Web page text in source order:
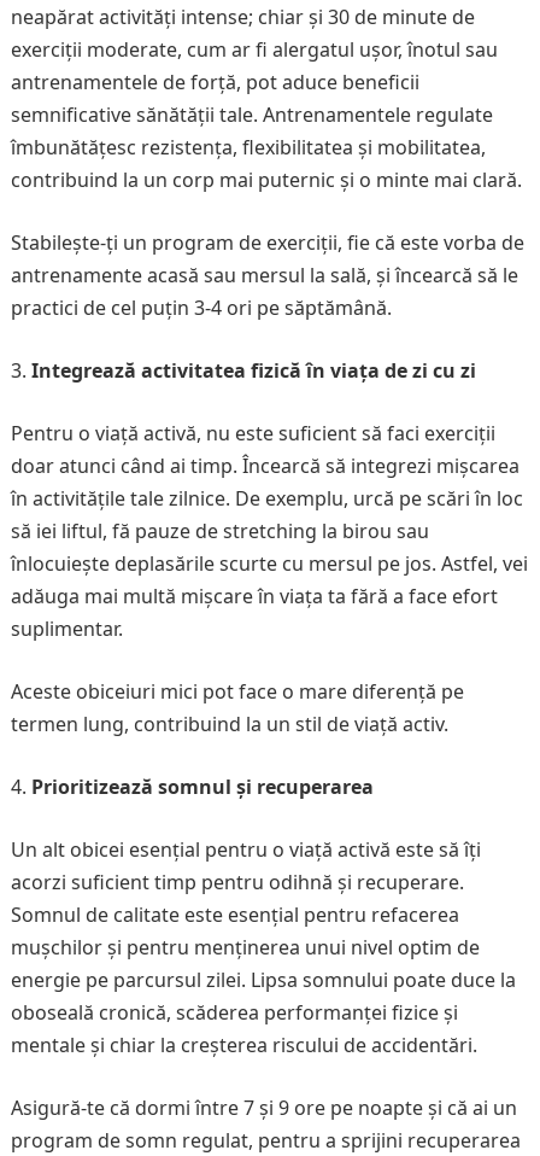
neapărat activități intense; chiar și 30 de minute de
exerciții moderate, cum ar fi alergatul ușor, înotul sau
antrenamentele de forță, pot aduce beneficii
semnificative sănătății tale. Antrenamentele regulate
îmbunătățesc rezistența, flexibilitatea și mobilitatea,
contribuind la un corp mai puternic și o minte mai clară.
Stabilește-ți un program de exerciții, fie că este vorba de
antrenamente acasă sau mersul la sală, și încearcă să le
practici de cel puțin 3-4 ori pe săptămână.
Integrează activitatea fizică în viața de zi cu zi
Pentru o viață activă, nu este suficient să faci exerciții
doar atunci când ai timp. Încearcă să integrezi mișcarea
în activitățile tale zilnice. De exemplu, urcă pe scări în loc
să iei liftul, fă pauze de stretching la birou sau
înlocuiește deplasările scurte cu mersul pe jos. Astfel, vei
adăuga mai multă mișcare în viața ta fără a face efort
suplimentar.
Aceste obiceiuri mici pot face o mare diferență pe
termen lung, contribuind la un stil de viață activ.
Prioritizează somnul și recuperarea
Un alt obicei esențial pentru o viață activă este să îți
acorzi suficient timp pentru odihnă și recuperare.
Somnul de calitate este esențial pentru refacerea
mușchilor și pentru menținerea unui nivel optim de
energie pe parcursul zilei. Lipsa somnului poate duce la
oboseală cronică, scăderea performanței fizice și
mentale și chiar la creșterea riscului de accidentări.
Asigură-te că dormi între 7 și 9 ore pe noapte și că ai un
program de somn regulat, pentru a sprijini recuperarea